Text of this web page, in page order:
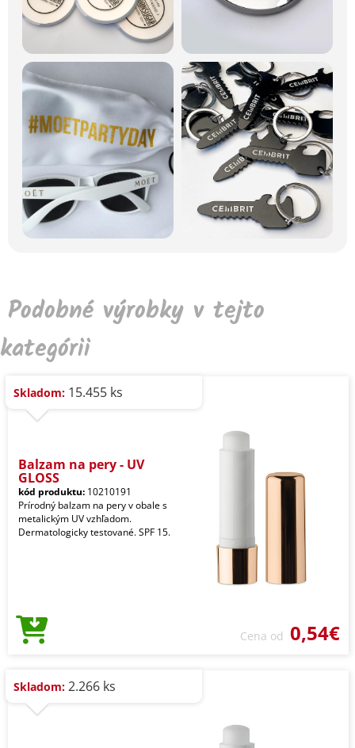
Podobné výrobky v tejto
kategórii
Skladom: 15.455 ks
Balzam na pery - UV
GLOSS
kód produktu: 10210191
Prírodný balzam na pery v obale s
metalickým UV vzhľadom.
Dermatologicky testované. SPF 15.
Cena od 0,54€
Skladom: 2.266 ks